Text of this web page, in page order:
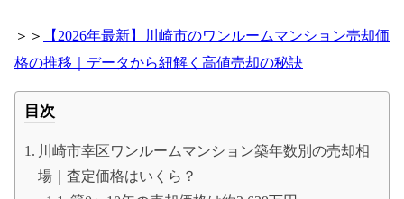
＞＞
【2026年最新】川崎市のワンルームマンション売却価
格の推移｜データから紐解く高値売却の秘訣
目次
川崎市幸区ワンルームマンション築年数別の売却相
場｜査定価格はいくら？